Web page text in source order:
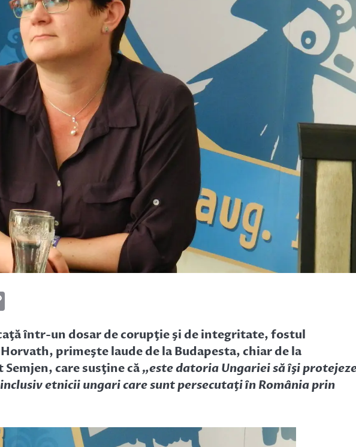
într-un dosar de corupţie şi de integritate, fostul
primeşte laude de la Budapesta, chiar de la
care susţine că„este datoria Ungariei să îşi
etnicii ungari care sunt persecutaţi în România prin